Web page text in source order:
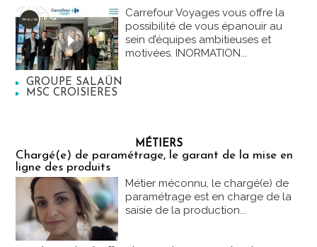
Carrefour Voyages vous offre la
possibilité de vous épanouir au
sein d’équipes ambitieuses et
motivées. INORMATION...
GROUPE SALAÜN
MSC CROISIERES
MÉTIERS
Chargé(e) de paramétrage, le garant de la mise en
ligne des produits
Métier méconnu, le chargé(e) de
paramétrage est en charge de la
saisie de la production...